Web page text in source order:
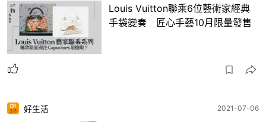
Louis Vuitton聯乘6位藝術家經典
手袋變奏 匠心手藝10月限量發售
好生活 2021-07-06